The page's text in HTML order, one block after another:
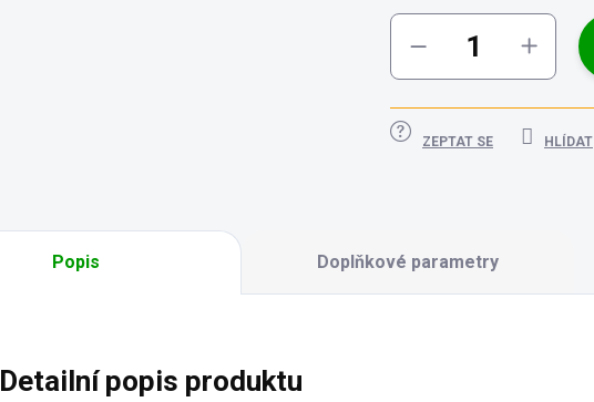
ZEPTAT SE HLÍDAT
Popis Doplňkové parametry
Detailní popis produktu